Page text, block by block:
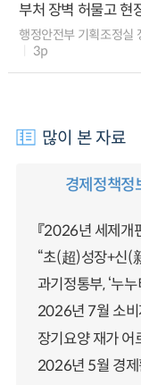
부처 장벽 허물고 현
행정안전부 기획조정실
3p
많이 본 자료
경제정책정
『2026년 세제개
“초(超)성장+신(
과기정통부, ‘누
2026년 7월 소비
2026년 5월 경제